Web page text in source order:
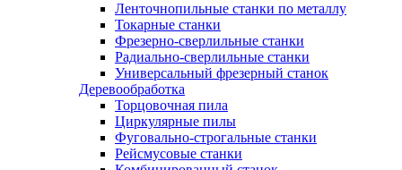
Ленточнопильные станки по металлу
Токарные станки
Фрезерно-сверлильные станки
Радиально-сверлильные станки
Универсальный фрезерный станок
Деревообработка
Торцовочная пила
Циркулярные пилы
Фуговально-строгальные станки
Рейсмусовые станки